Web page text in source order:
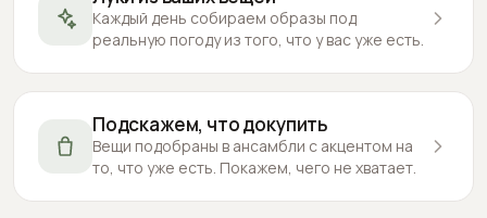
Каждый день собираем образы под
реальную погоду из того, что у вас уже есть.
Подскажем, что докупить
Вещи подобраны в ансамбли с акцентом на
то, что уже есть. Покажем, чего не хватает.